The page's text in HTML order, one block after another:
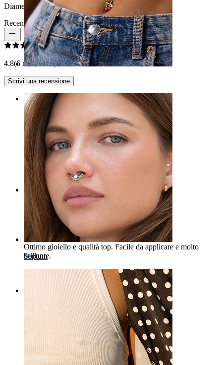
Ombelico
Septum
Diametro:8 mm
Recensioni del prodotto
4.8(6 recensioni)
Scrivi una recensione
Rating
Appena arrivatooooo
Bellissimo e brillante
Teresa
Acquisto verificato
Rating
Gioiello stupendo
Ottimo gioiello e qualità top. Facile da applicare e molto
brillante.
Acquisto verificato
Bella e facile da applicare
L'ho adorato, è bella e facile da applicare